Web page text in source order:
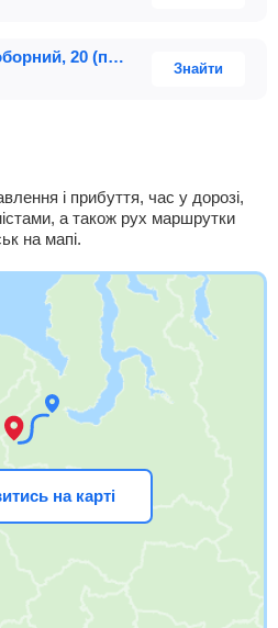
Автовокзал, просп. Соборний, 20 (паркінг біля "АТБ")
Знайти
і прибуття, час у дорозі,
а також рух маршрутки
на мапі.
на карті